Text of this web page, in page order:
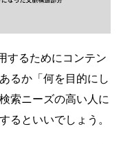
するためにコンテン
るか「何を目的にし
索ニーズの高い人に
るといいでしょう。